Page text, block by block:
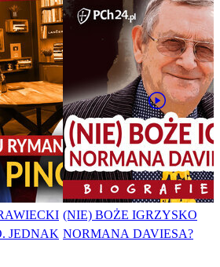
JEDNAK
(NIE) BOŻE IGRZYSKO
NORMANA DAVIESA?